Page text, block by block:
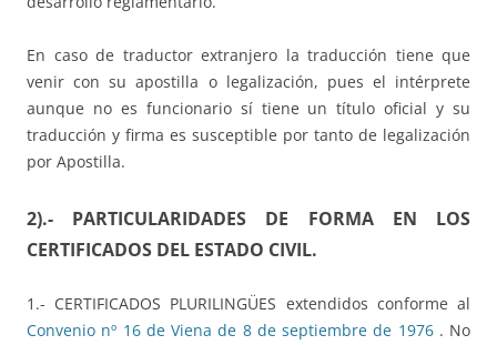
En caso de traductor extranjero la traducción tiene que
venir con su apostilla o legalización, pues el intérprete
aunque no es funcionario sí tiene un título oficial y su
traducción y firma es susceptible por tanto de legalización
por Apostilla.
2).- PARTICULARIDADES DE FORMA EN LOS
CERTIFICADOS DEL ESTADO CIVIL.
1.- CERTIFICADOS PLURILINGÜES extendidos conforme al
Convenio nº 16 de Viena de 8 de septiembre de 1976. No